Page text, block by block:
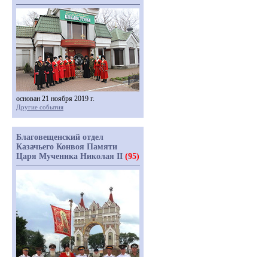
основан 21 ноября 2019 г.
Другие события
Благовещенский отдел
Казачьего Конвоя Памяти
Царя Мученика Николая II (95)